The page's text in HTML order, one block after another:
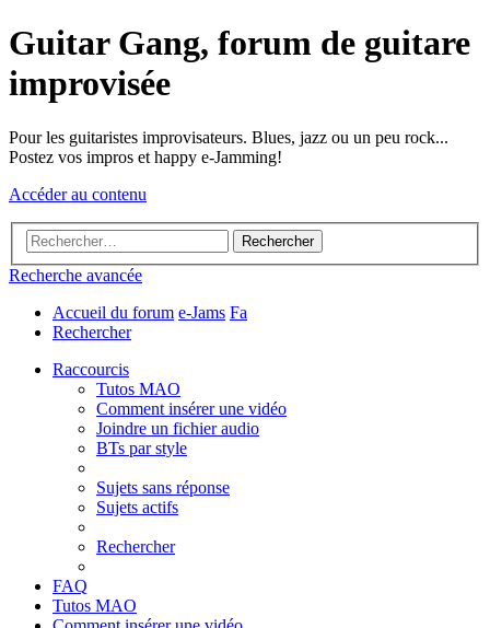
Guitar Gang, forum de guitare
improvisée
Pour les guitaristes improvisateurs. Blues, jazz ou un peu rock...
Postez vos impros et happy e-Jamming!
Accéder au contenu
Rechercher
Recherche avancée
Accueil du forum e-Jams Fa
Rechercher
Raccourcis
Tutos MAO
Comment insérer une vidéo
Joindre un fichier audio
BTs par style
Sujets sans réponse
Sujets actifs
Rechercher
FAQ
Tutos MAO